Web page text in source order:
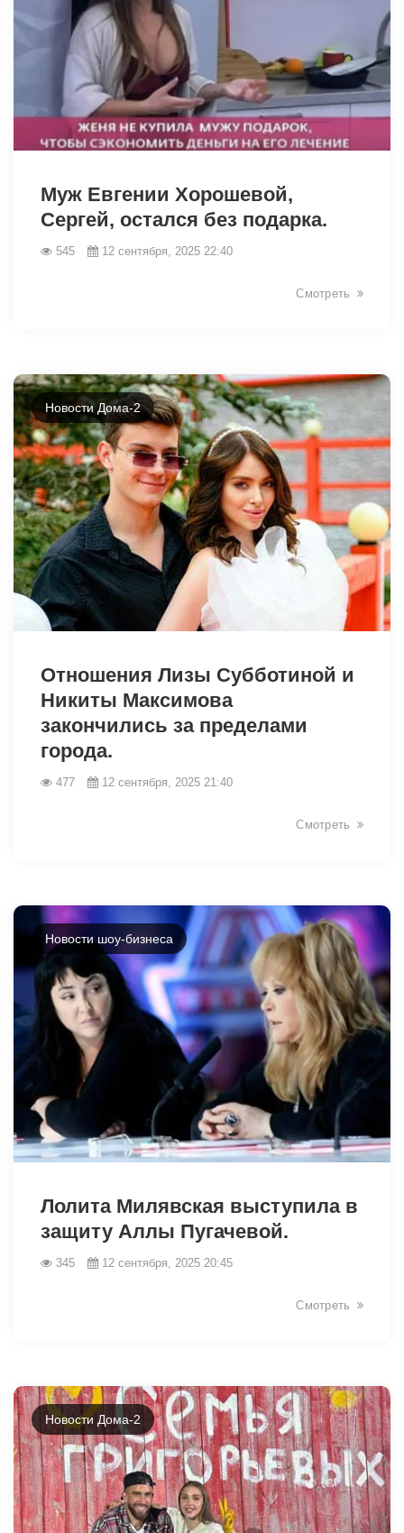
Муж Евгении Хорошевой,
Сергей, остался без подарка.
545 12 сентября, 2025 22:40
Смотреть
Новости Дома-2
Отношения Лизы Субботиной и
Никиты Максимова
закончились за пределами
города.
477 12 сентября, 2025 21:40
Смотреть
Новости шоу-бизнеса
Лолита Милявская выступила в
защиту Аллы Пугачевой.
345 12 сентября, 2025 20:45
Смотреть
Новости Дома-2